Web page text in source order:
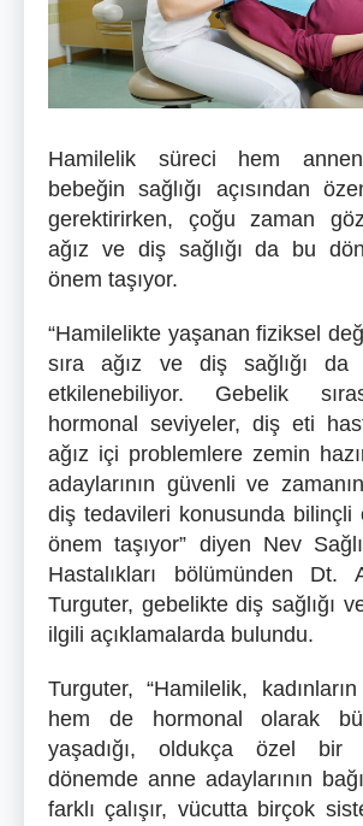
Hamilelik süreci hem
bebeğin sağlığı açısından
gerektirirken, çoğu zaman
ağız ve diş sağlığı da bu
önem taşıyor.
“Hamilelikte yaşanan fiziksel
sıra ağız ve diş sağlığı da
etkilenebiliyor. Gebelik
hormonal seviyeler, diş eti
ağız içi problemlere zemin
adaylarının güvenli ve
diş tedavileri konusunda bilinçli
önem taşıyor” diyen Nev
Hastalıkları bölümünden Dt.
Turguter, gebelikte diş sağlığı
ilgili açıklamalarda bulundu.
Turguter, “Hamilelik,
hem de hormonal olarak
yaşadığı, oldukça özel bir
dönemde anne adaylarının
farklı çalışır, vücutta birçok